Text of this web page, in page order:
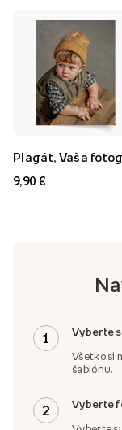
9,90 €
1 Vyberte
Všetko si
šablónu.
2 Vyberte